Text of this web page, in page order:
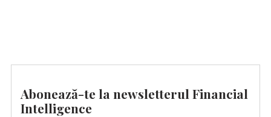
Abonează-te la newsletterul Financial
Intelligence